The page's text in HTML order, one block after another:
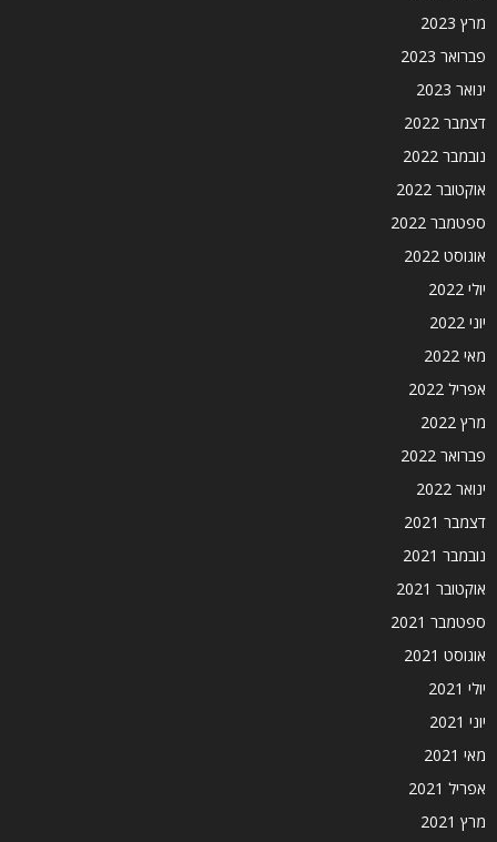
מרץ 2023
פברואר 2023
ינואר 2023
דצמבר 2022
נובמבר 2022
אוקטובר 2022
ספטמבר 2022
אוגוסט 2022
יולי 2022
יוני 2022
מאי 2022
אפריל 2022
מרץ 2022
פברואר 2022
ינואר 2022
דצמבר 2021
נובמבר 2021
אוקטובר 2021
ספטמבר 2021
אוגוסט 2021
יולי 2021
יוני 2021
מאי 2021
אפריל 2021
מרץ 2021